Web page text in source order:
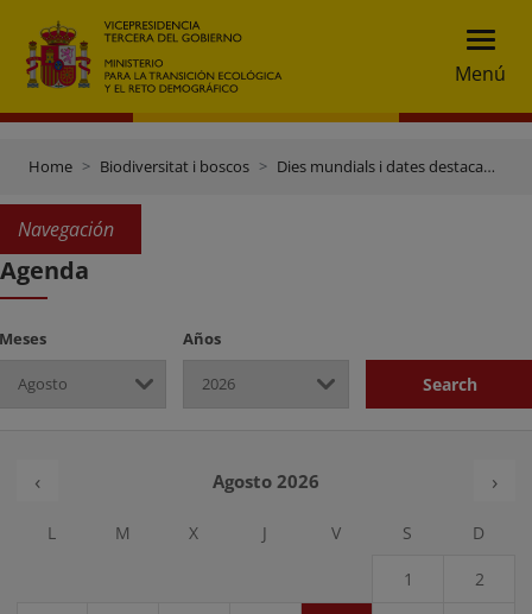
Menú
Home Biodiversitat i boscos Dies mundials i dates destacades
Navegación
Agenda
Años
Search
‹Anterior Agosto 2026 ›
L M X J V S D
1 2